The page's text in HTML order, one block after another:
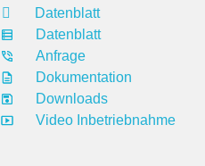
Datenblatt
Datenblatt
Anfrage
Dokumentation
Downloads
Video Inbetriebnahme